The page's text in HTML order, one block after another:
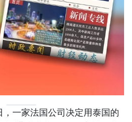
一家法国公司决定用泰国的